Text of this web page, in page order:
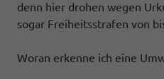
denn hier drohen wegen
sogar Freiheitsstrafen von
Woran erkenne ich eine